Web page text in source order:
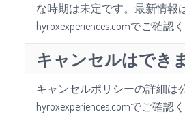
な時期は未定です。最新情報
hyroxexperiences.comでご確認
キャンセルはでき
キャンセルポリシーの詳細は
hyroxexperiences.comでご確認